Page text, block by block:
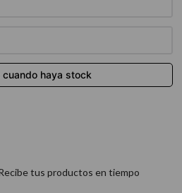
tus productos en tiempo